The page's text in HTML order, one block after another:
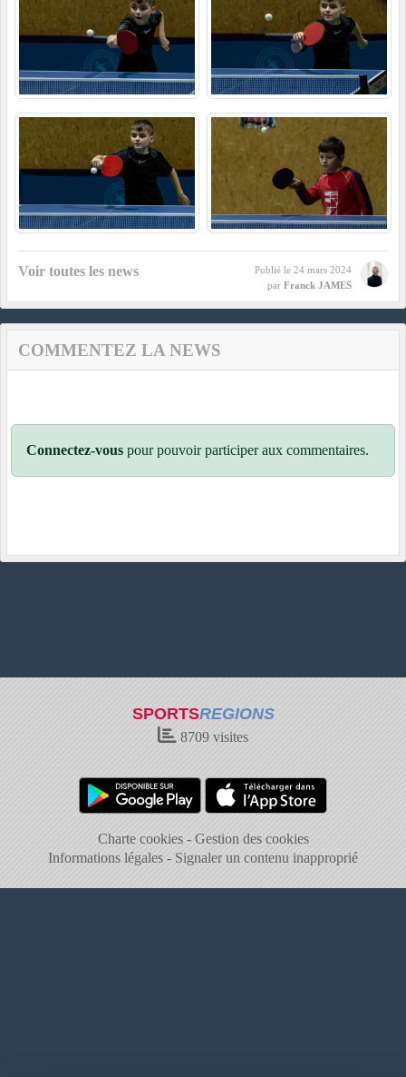
Voir toutes les news Publié le 24 mars 2024
par Franck JAMES
COMMENTEZ LA NEWS
Connectez-vous pour pouvoir participer aux commentaires.
SPORTSREGIONS
8709 visites
Charte cookies
Gestion des cookies
Informations légales
Signaler un contenu inapproprié